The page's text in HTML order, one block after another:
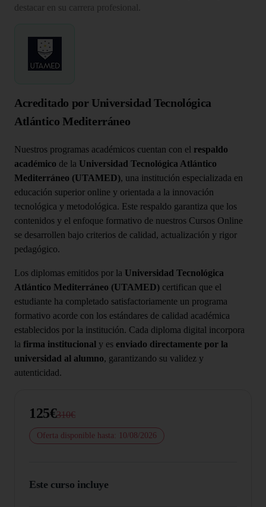
destacar en su carrera profesional.
Acreditado por Universidad Tecnológica
Atlántico Mediterráneo
Nuestros programas académicos cuentan con el respaldo
académico de la Universidad Tecnológica Atlántico
Mediterráneo (UTAMED), una institución especializada en
educación superior online y orientada a la innovación
tecnológica y metodológica. Este respaldo garantiza que los
contenidos y el enfoque formativo de nuestros Cursos Online
se desarrollen bajo criterios de calidad, actualización y rigor
pedagógico.
Los diplomas emitidos por la Universidad Tecnológica
Atlántico Mediterráneo (UTAMED) certifican que el
estudiante ha completado satisfactoriamente un programa
formativo acorde con los estándares de calidad académica
establecidos por la institución. Cada diploma digital incorpora
la firma institucional y es enviado directamente por la
universidad al alumno, garantizando su validez y
autenticidad.
125€310€
Oferta disponible hasta: 10/08/2026
Este curso incluye